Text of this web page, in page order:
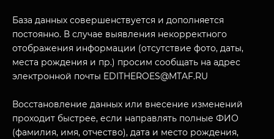
МУЗЕЙНЫЙ КОМПЛЕКС
ПОСЕТИТЕЛЯМ
НАЗАД
База данных совершенствуется и дополняется
постоянно. В случае выявления некорректного
отображения информации (отсутствие фото, даты,
места рождения и пр.) просим сообщать на адрес
электронной почты EDITHEROES@MTAF.RU
Восстановление данных или внесение изменений
проходит быстрее, если направлять полные ФИО
(фамилия, имя, отчество), дата и место рождения,